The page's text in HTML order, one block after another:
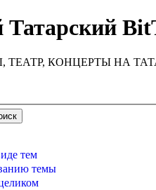
ТЕАТР, КОНЦЕРТЫ НА
тем
темы